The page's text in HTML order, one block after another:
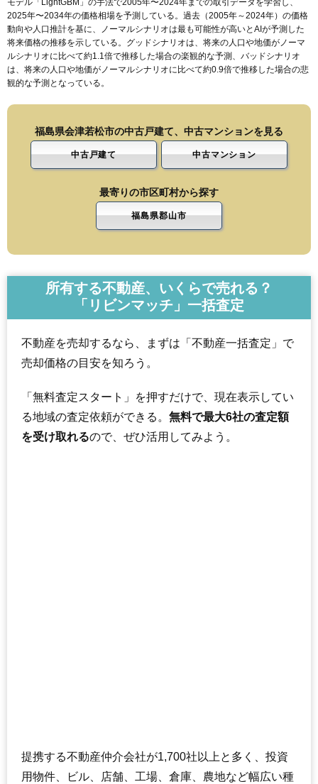
モデル「LightGBM」の手法で2005年〜2024年までの取引データを学習し、
2025年〜2034年の価格相場を予測している。過去（2005年～2024年）の価格
動向や人口推計を基に、ノーマルシナリオは最も可能性が高いとAIが予測した
将来価格の推移を示している。グッドシナリオは、将来の人口や地価がノーマ
ルシナリオに比べて約1.1倍で推移した場合の楽観的な予測、バッドシナリオ
は、将来の人口や地価がノーマルシナリオに比べて約0.9倍で推移した場合の悲
観的な予測となっている。
福島県会津若松市の中古戸建て、中古マンションを見る
中古戸建て 中古マンション
最寄りの市区町村から探す
福島県郡山市
所有する不動産、いくらで売れる？
「リビンマッチ」一括査定
不動産を売却するなら、まずは「不動産一括査定」で
売却価格の目安を知ろう。
「無料査定スタート」を押すだけで、現在表示してい
る地域の査定依頼ができる。 無料で最大6社の査定額
を受け取れるので、ぜひ活用してみよう。
提携する不動産仲介会社が1,700社以上と多く、投資
用物件、ビル、店舗、工場、倉庫、農地など幅広い種